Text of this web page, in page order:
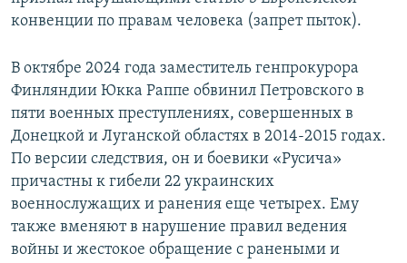
конвенции по правам человека (запрет пыток).
В октябре 2024 года заместитель генпрокурора
Финляндии Юкка Раппе обвинил Петровского в
пяти военных преступлениях, совершенных в
Донецкой и Луганской областях в 2014-2015 годах.
По версии следствия, он и боевики «Русича»
причастны к гибели 22 украинских
военнослужащих и ранения еще четырех. Ему
также вменяют в нарушение правил ведения
войны и жестокое обращение с ранеными и